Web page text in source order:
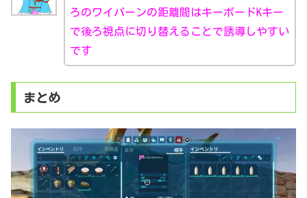
ろのワイバーンの距離間はキーボードKキー
で後ろ視点に切り替えることで誘導しやすい
です
まとめ